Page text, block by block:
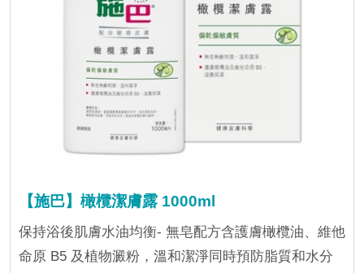
【施巴】橄欖潔膚露 1000ml
保持浴後肌膚水油均衡- 無皂配方含護膚橄欖油、維他
命原 B5 及植物澱粉，溫和潔淨同時預防脂質和水分